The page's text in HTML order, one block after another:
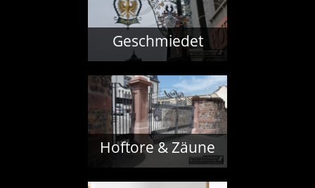
Geschmiedet
Hoftore & Zäune